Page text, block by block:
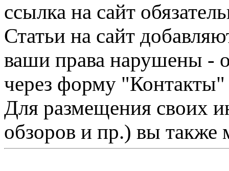
ссылка на сайт
Статьи на сайт
ваши права нарушены -
через форму "Контакты"
Для размещения своих
обзоров и пр.) вы также